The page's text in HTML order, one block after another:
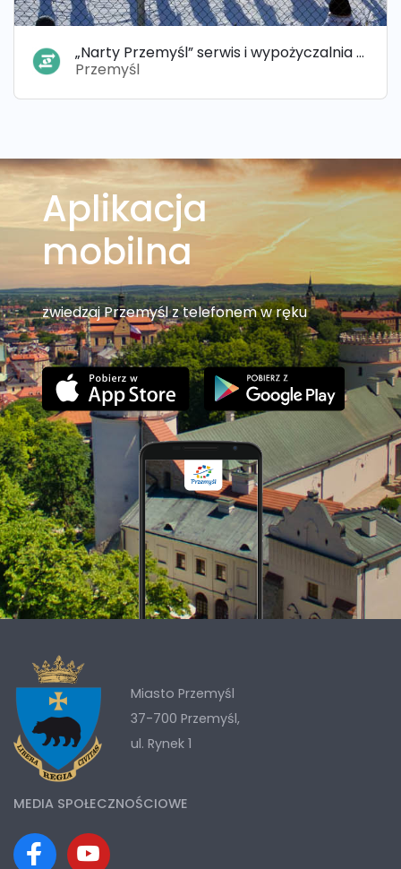
„Narty Przemyśl” serwis i wypożyczalnia nart
Przemyśl
Aplikacja
mobilna
zwiedzaj Przemyśl z telefonem w ręku
Miasto Przemyśl
37-700 Przemyśl,
ul. Rynek 1
MEDIA SPOŁECZNOŚCIOWE